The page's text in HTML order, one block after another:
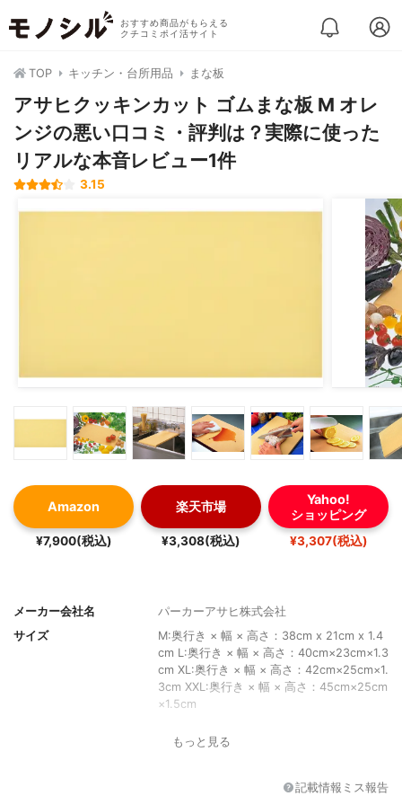
おすすめ商品がもらえる
クチコミポイ活サイト
TOP キッチン・台所用品 まな板
アサヒクッキンカット ゴムまな板 M オレ
ンジの悪い口コミ・評判は？実際に使った
リアルな本音レビュー1件
3.15
Amazon
¥7,900(税込)
楽天市場
¥3,308(税込)
Yahoo!
ショッピング
¥3,307(税込)
メーカー会社名
パーカーアサヒ株式会社
サイズ
M:奥行き × 幅 × 高さ：38cm x 21cm x 1.4
cm L:奥行き × 幅 × 高さ：40cm×23cm×1.3
cm XL:奥行き × 幅 × 高さ：42cm×25cm×1.
3cm XXL:奥行き × 幅 × 高さ：45cm×25cm
×1.5cm
もっと見る
記載情報ミス報告